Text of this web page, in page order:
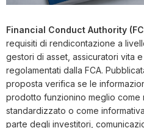
Financial Conduct Authority
requisiti di rendicontazione a
gestori di asset, assicuratori vita
regolamentati dalla FCA.
proposta verifica se le
prodotto funzionino meglio
standardizzato o come
parte degli investitori,